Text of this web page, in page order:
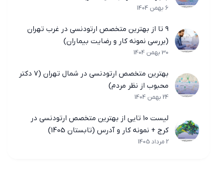
6 بهمن 1404
9 تا از بهترین متخصص ارتودنسی در غرب تهران
(بررسی نمونه کار و رضایت بیماران)
30 بهمن 1404
بهترین متخصص ارتودنسی در شمال تهران (7 دکتر
محبوب از نظر مردم)
24 بهمن 1404
لیست 10 تایی از بهترین متخصص ارتودنسی در
کرج + نمونه کار و آدرس (تابستان 1405)
2 مرداد 1405